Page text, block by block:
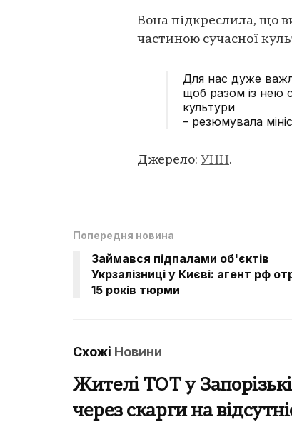
Вона підкреслила, що
частиною сучасної
Для нас дуже
щоб разом із нею
культури
– резюмувала
Джерело: УНН.
Попередня новина
Займався підпалами об'єктів
Укрзалізниці у Києві: агент рф
15 років тюрми
Схожі Новини
Жителі ТОТ у
через скарги на